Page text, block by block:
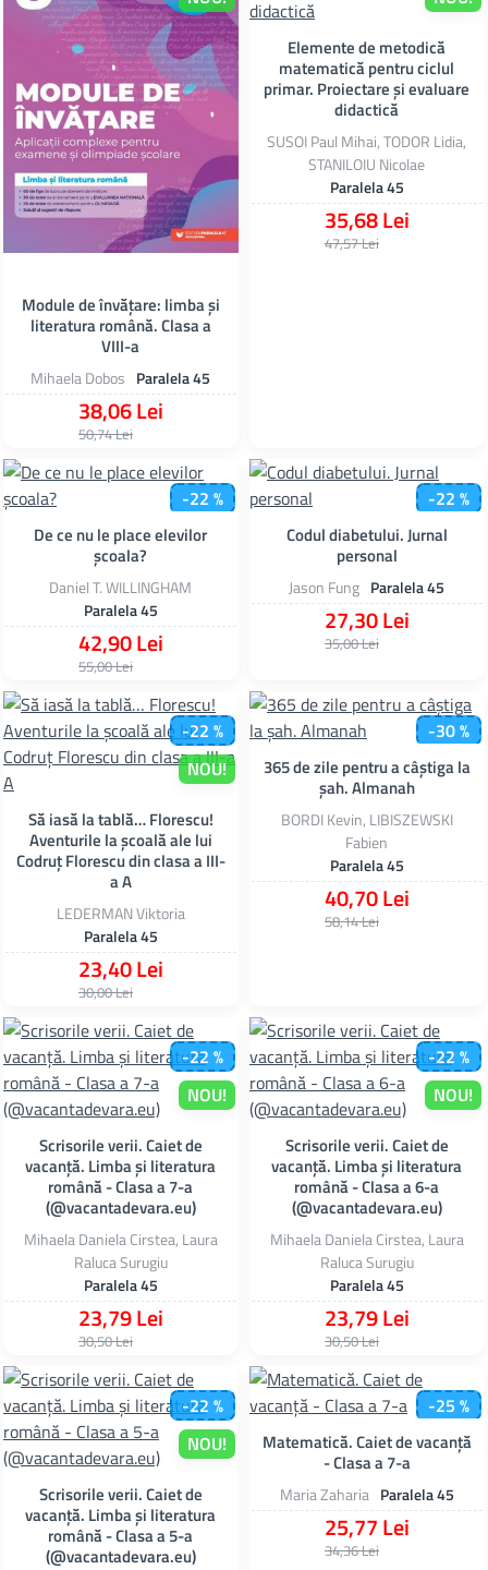
Mihaela Dobos Paralela 45
Module de învățare: limba și
literatura română. Clasa a
VIII-a
38,06 Lei
50,74 Lei
SUSOI Paul Mihai, TODOR Lidia,
STANILOIU Nicolae
Paralela 45
Elemente de metodică
matematică pentru ciclul
primar. Proiectare și evaluare
didactică
35,68 Lei
47,57 Lei
NOU!
-22 %
Daniel T. WILLINGHAM
Paralela 45
De ce nu le place elevilor
școala?
42,90 Lei
55,00 Lei
NOU!
-22 %
Jason Fung Paralela 45
Codul diabetului. Jurnal
personal
27,30 Lei
35,00 Lei
NOU!
-22 %
LEDERMAN Viktoria
Paralela 45
Să iasă la tablă… Florescu!
Aventurile la școală ale lui
Codruț Florescu din clasa a III-
a A
23,40 Lei
30,00 Lei
NOU!
-30 %
BORDI Kevin, LIBISZEWSKI
Fabien
Paralela 45
365 de zile pentru a câștiga la
șah. Almanah
40,70 Lei
58,14 Lei
NOU!
-22 %
Mihaela Daniela Cirstea, Laura
Raluca Surugiu
Paralela 45
Scrisorile verii. Caiet de
vacanță. Limba și literatura
română - Clasa a 7-a
(@vacantadevara.eu)
23,79 Lei
30,50 Lei
NOU!
-22 %
Mihaela Daniela Cirstea, Laura
Raluca Surugiu
Paralela 45
Scrisorile verii. Caiet de
vacanță. Limba și literatura
română - Clasa a 6-a
(@vacantadevara.eu)
23,79 Lei
30,50 Lei
NOU!
-22 %
Scrisorile verii. Caiet de
vacanță. Limba și literatura
română - Clasa a 5-a
(@vacantadevara.eu)
NOU!
-25 %
Maria Zaharia Paralela 45
Matematică. Caiet de vacanță
- Clasa a 7-a
25,77 Lei
34,36 Lei